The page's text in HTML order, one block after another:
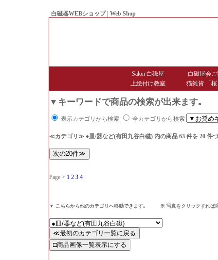
白磁器WEBショップ | Web Shop
Salon 白磁屋
白磁屋会
上絵付け教室
猫雑貨 「
▼キーワードで商品の検索が出来ます｡
表示カテゴリから検索 全カテゴリから検索
≪カテゴリ≫ ●皿/器など(有田九谷白磁) 内の商品 63 件を 20 件
Page > 1 2 3 4
▼ こちらから他のカテゴリへ移動できます｡ ※ 写真をクリックすれば商